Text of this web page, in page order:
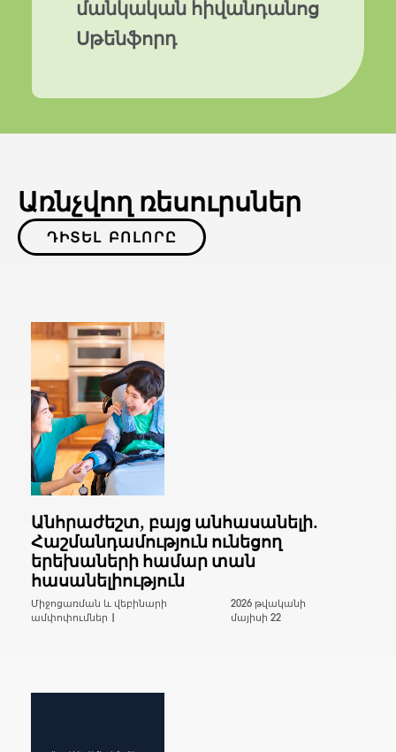
մանկական հիվանդանոց
Սթենֆորդ
Առնչվող ռեսուրսներ
ԴԻՏԵԼ ԲՈԼՈՐԸ
Անհրաժեշտ, բայց անհասանելի.
Հաշմանդամություն ունեցող
երեխաների համար տան
հասանելիություն
Միջոցառման և վեբինարի
ամփոփումներ |
2026 թվականի
մայիսի 22